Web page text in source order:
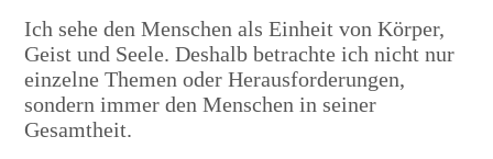
Ich sehe den Menschen als Einheit von Körper,
Geist und Seele. Deshalb betrachte ich nicht nur
einzelne Themen oder Herausforderungen,
sondern immer den Menschen in seiner
Gesamtheit.